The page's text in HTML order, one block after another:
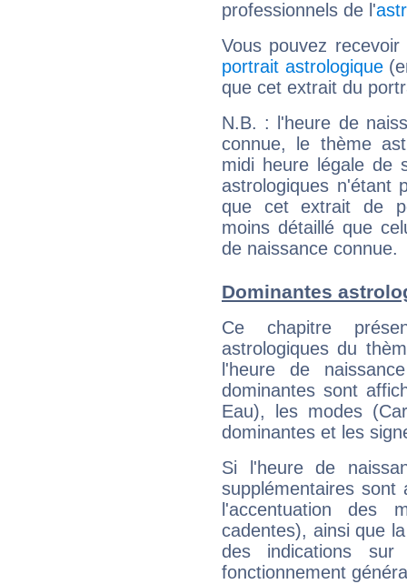
professionnels de l'
Vous pouvez
portrait astrologique
que cet extrait du
N.B. : l'heure de
connue, le thème
midi heure légale de
astrologiques n'étant
que cet extrait de
moins détaillé que
de naissance connue.
Dominantes
Ce chapitre
astrologiques du
l'heure de
dominantes sont
Eau), les modes
dominantes et les
Si l'heure de
supplémentaires sont
l'accentuation des
cadentes), ainsi que
des indications sur
fonctionnement